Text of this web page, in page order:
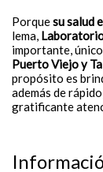
Porquesu salud
lema,
importante,
Puerto Viejo y
propósito es
además de
gratificante